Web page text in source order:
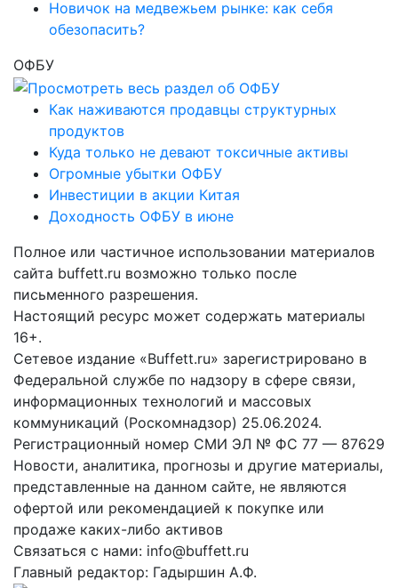
Новичок на медвежьем рынке: как себя
обезопасить?
ОФБУ
Как наживаются продавцы структурных
продуктов
Куда только не девают токсичные активы
Огромные убытки ОФБУ
Инвестиции в акции Китая
Доходность ОФБУ в июне
Полное или частичное использовании материалов
сайта buffett.ru возможно только после
письменного разрешения.
Настоящий ресурс может содержать материалы
16+.
Сетевое издание «Buffett.ru» зарегистрировано в
Федеральной службе по надзору в сфере связи,
информационных технологий и массовых
коммуникаций (Роскомнадзор) 25.06.2024.
Регистрационный номер СМИ ЭЛ № ФС 77 — 87629
Новости, аналитика, прогнозы и другие материалы,
представленные на данном сайте, не являются
офертой или рекомендацией к покупке или
продаже каких-либо активов
Связаться с нами: info@buffett.ru
Главный редактор: Гадыршин А.Ф.